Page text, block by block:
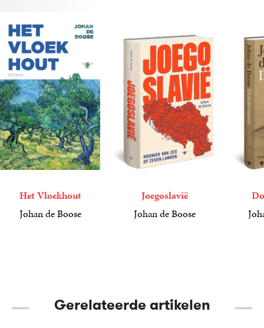
Ze heffen hun bijlen en hakken erop los,
totdat mijn onderlijf knapt en ik huilend
omval. Mijn heimelijke hoop wordt
vervuld. Ik ben eindelijk bevrijd uit de
gevangenis van de aarde – maar tot welke
prijs?
Het Vloekhout
Johan de Boose
Joegoslavië
Johan de Boose
Gerelateerde artikelen